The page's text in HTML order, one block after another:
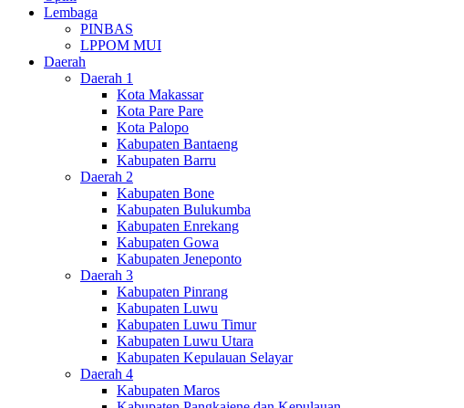
Lembaga
PINBAS
LPPOM MUI
Daerah
Daerah 1
Kota Makassar
Kota Pare Pare
Kota Palopo
Kabupaten Bantaeng
Kabupaten Barru
Daerah 2
Kabupaten Bone
Kabupaten Bulukumba
Kabupaten Enrekang
Kabupaten Gowa
Kabupaten Jeneponto
Daerah 3
Kabupaten Pinrang
Kabupaten Luwu
Kabupaten Luwu Timur
Kabupaten Luwu Utara
Kabupaten Kepulauan Selayar
Daerah 4
Kabupaten Maros